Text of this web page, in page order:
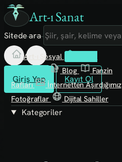
Art-ı Sanat
Sitede ara
Giriş Yap Kayıt Ol
Art-ı Sosyal
Blog
Fanzin
Rafları
İnternetten Aşırdığımız
Fotoğraflar
Dijital Sahiller
Kategoriler